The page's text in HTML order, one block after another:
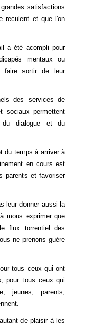
satisfactions
reculent et que l'on
a été acompli pour
mentaux ou
faire sortir de leur
des services de
sociaux permettent
dialogue et du
du temps à arriver à
en cours est
parents et favoriser
leur donner aussi la
mous exprimer que
flux torrentiel des
ne prenons guère
tous ceux qui ont
pour tous ceux qui
jeunes, parents,
de plaisir à les